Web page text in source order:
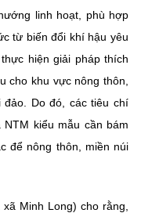
linh hoạt, phù hợp
từ biến đổi khí hậu yêu
hiện giải pháp thích
cho khu vực nông thôn,
đảo. Do đó, các tiêu chí
kiểu mẫu cần bám
để nông thôn, miền núi
Minh Long) cho rằng,